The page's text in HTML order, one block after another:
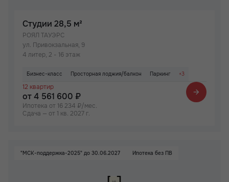
Студии 28,5 м²
РОЯЛ ТАУЭРС
ул. Привокзальная, 9
4 литер, 2 - 16 этаж
+3
Бизнес-класс Просторная лоджия/балкон Паркинг
Не угловая
12 квартир
от 4 561 600 ₽
Ипотека от 16 234 ₽/мес.
Сдача — от 1 кв. 2027 г.
"МСК-поддержка-2025" до 30.06.2027 Ипотека без ПВ